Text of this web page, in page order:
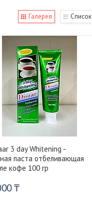
Галерея Список
3 day Whitening -
паста отбеливающая
кофе 100 гр
₸